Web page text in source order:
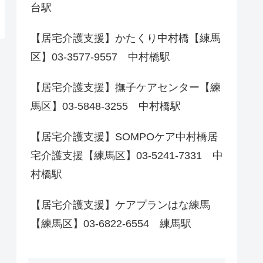
台駅
【居宅介護支援】かたくり中村橋【練馬
区】03-3577-9557 中村橋駅
【居宅介護支援】撫子ケアセンター【練
馬区】03-5848-3255 中村橋駅
【居宅介護支援】SOMPOケア中村橋居
宅介護支援【練馬区】03-5241-7331 中
村橋駅
【居宅介護支援】ケアプランはな練馬
【練馬区】03-6822-6554 練馬駅